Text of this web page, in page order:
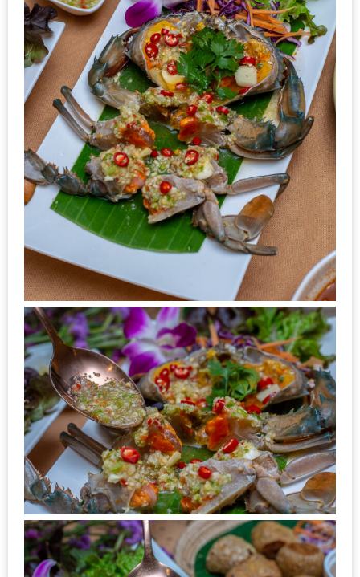
เชียงใหม่
ฟรี
2
ท่าน
ลุ้น
รับ
GIFT
VOUCHER
รับ
ประทาน
อาหาร
มูลค่า
1,000
บาท
ฟรี
3
รางวัล
วัน
แม่
สุด
พิเศษ
โปร
โม
ชั่น